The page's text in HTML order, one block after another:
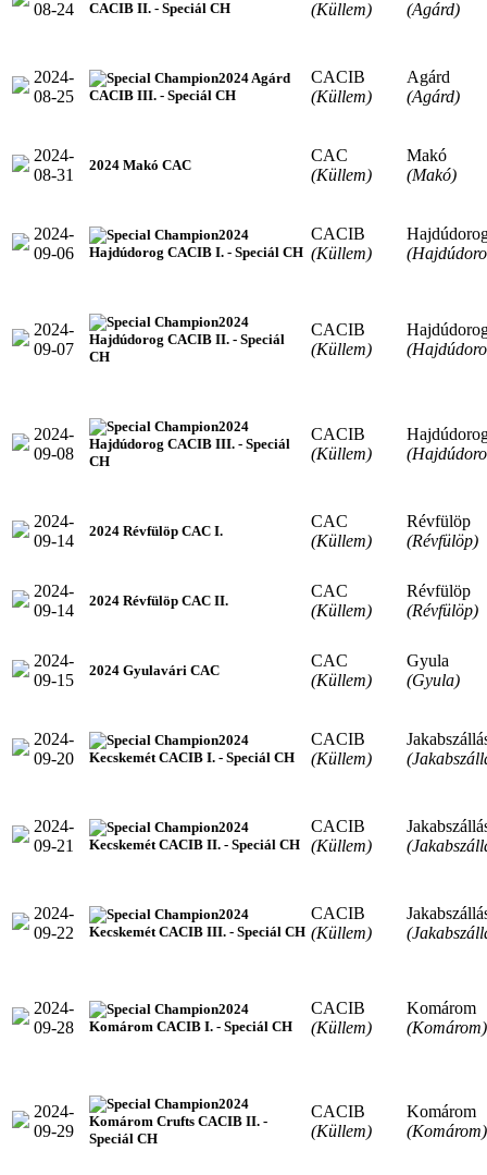
08-24
CACIB II. - Speciál CH
(Küllem)
(Agárd)
2024-
08-25
2024 Agárd
CACIB III. - Speciál CH
CACIB
(Küllem)
Agárd
(Agárd)
2024-
08-31
2024 Makó CAC
CAC
(Küllem)
Makó
(Makó)
2024-
09-06
2024
Hajdúdorog CACIB I. - Speciál CH
CACIB
(Küllem)
2024-
09-07
2024
Hajdúdorog CACIB II. - Speciál
CH
CACIB
(Küllem)
2024-
09-08
2024
Hajdúdorog CACIB III. - Speciál
CH
CACIB
(Küllem)
2024-
09-14
2024 Révfülöp CAC I.
CAC
(Küllem)
Révfülöp
(Révfülöp)
2024-
09-14
2024 Révfülöp CAC II.
CAC
(Küllem)
Révfülöp
(Révfülöp)
2024-
09-15
2024 Gyulavári CAC
CAC
(Küllem)
Gyula
(Gyula)
2024-
09-20
2024
Kecskemét CACIB I. - Speciál CH
CACIB
(Küllem)
2024-
09-21
2024
Kecskemét CACIB II. - Speciál CH
CACIB
(Küllem)
2024-
09-22
2024
Kecskemét CACIB III. - Speciál CH
CACIB
(Küllem)
2024-
09-28
2024
Komárom CACIB I. - Speciál CH
CACIB
(Küllem)
Komárom
(Komárom)
2024-
09-29
2024
Komárom Crufts CACIB II. -
Speciál CH
CACIB
(Küllem)
Komárom
(Komárom)